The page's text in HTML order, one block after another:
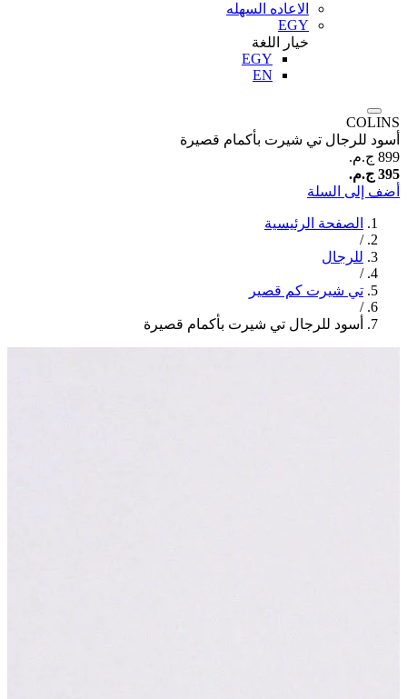
الاعاده السهله
EGY
خيار اللغة
EGY
EN
COLINS
أسود للرجال تي شيرت بأكمام قصيرة
899 ج.م.‏
395 ج.م.‏
أضف إلى السلة
الصفحة الرئيسية
/
للرجال
/
تي شيرت كم قصير
/
أسود للرجال تي شيرت بأكمام قصيرة